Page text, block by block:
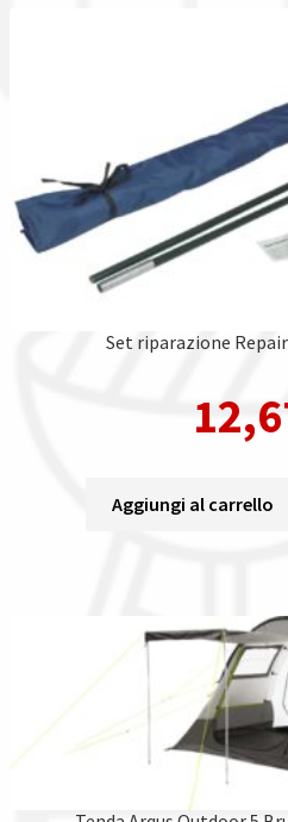
Set riparazione
Aggiungi al carrello